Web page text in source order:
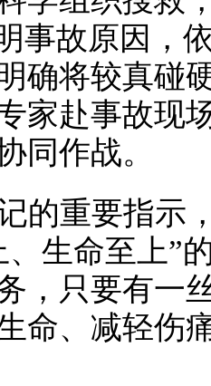
事故原因，
确将较真碰
家赴事故现
同作战。
的重要指示
、生命至上”
，只要有一
命、减轻伤